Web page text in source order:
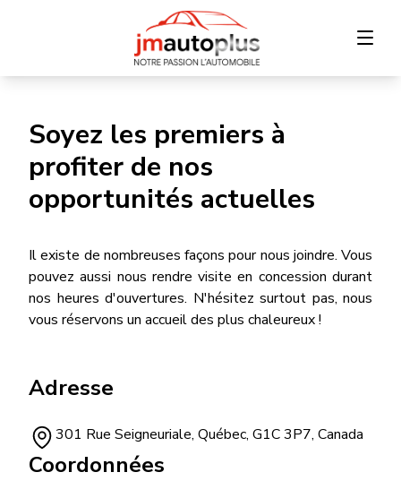
Accueil
Inventaire
Échange
Contact
Soyez les premiers à
profiter de nos
opportunités actuelles
Il existe de nombreuses façons pour nous joindre. Vous
pouvez aussi nous rendre visite en concession durant
nos heures d'ouvertures. N'hésitez surtout pas, nous
vous réservons un accueil des plus chaleureux !
Adresse
301 Rue Seigneuriale, Québec, G1C 3P7, Canada
Coordonnées